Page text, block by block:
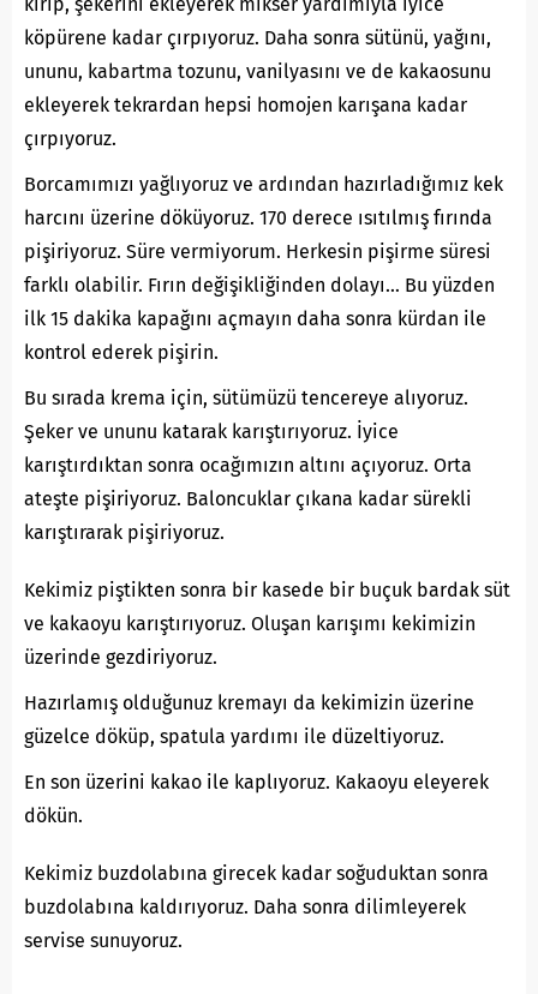
köpürene kadar çırpıyoruz. Daha sonra sütünü, yağını,
ununu, kabartma tozunu, vanilyasını ve de kakaosunu
ekleyerek tekrardan hepsi homojen karışana kadar
çırpıyoruz.
Borcamımızı yağlıyoruz ve ardından hazırladığımız kek
harcını üzerine döküyoruz. 170 derece ısıtılmış fırında
pişiriyoruz. Süre vermiyorum. Herkesin pişirme süresi
farklı olabilir. Fırın değişikliğinden dolayı… Bu yüzden
ilk 15 dakika kapağını açmayın daha sonra kürdan ile
kontrol ederek pişirin.
Bu sırada krema için, sütümüzü tencereye alıyoruz.
Şeker ve ununu katarak karıştırıyoruz. İyice
karıştırdıktan sonra ocağımızın altını açıyoruz. Orta
ateşte pişiriyoruz. Baloncuklar çıkana kadar sürekli
karıştırarak pişiriyoruz.
Kekimiz piştikten sonra bir kasede bir buçuk bardak süt
ve kakaoyu karıştırıyoruz. Oluşan karışımı kekimizin
üzerinde gezdiriyoruz.
Hazırlamış olduğunuz kremayı da kekimizin üzerine
güzelce döküp, spatula yardımı ile düzeltiyoruz.
En son üzerini kakao ile kaplıyoruz. Kakaoyu eleyerek
dökün.
Kekimiz buzdolabına girecek kadar soğuduktan sonra
buzdolabına kaldırıyoruz. Daha sonra dilimleyerek
servise sunuyoruz.